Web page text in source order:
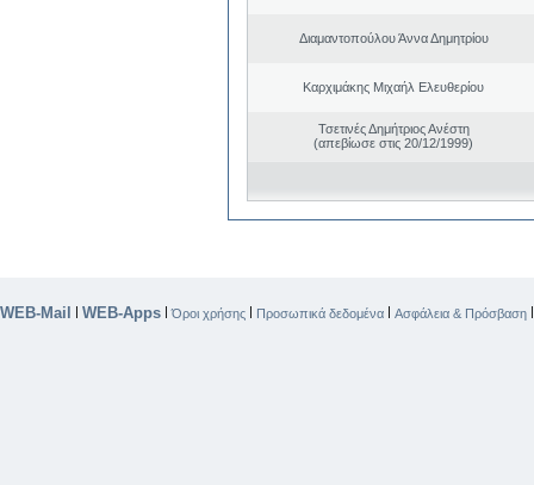
Διαμαντοπούλου Άννα Δημητρίου
Καρχιμάκης Μιχαήλ Ελευθερίου
Τσετινές Δημήτριος Ανέστη
(απεβίωσε στις 20/12/1999)
WEB-Mail | WEB-Apps |Όροι χρήσης | Προσωπικά δεδομένα | Ασφάλεια & Πρόσβαση